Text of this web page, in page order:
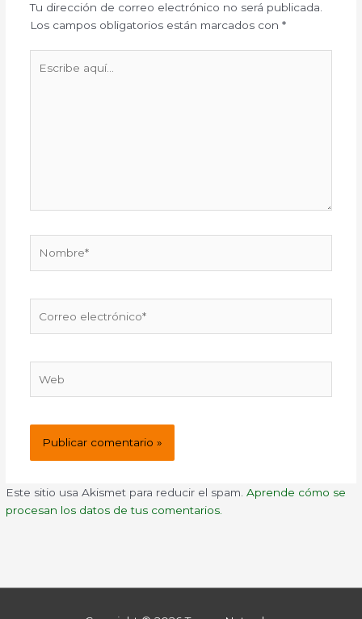
Tu dirección de correo electrónico no será publicada.
Los campos obligatorios están marcados con *
aquí...
electrónico*
Este sitio usa Akismet para reducir el spam.Aprende cómo se
procesan los datos de tus comentarios.